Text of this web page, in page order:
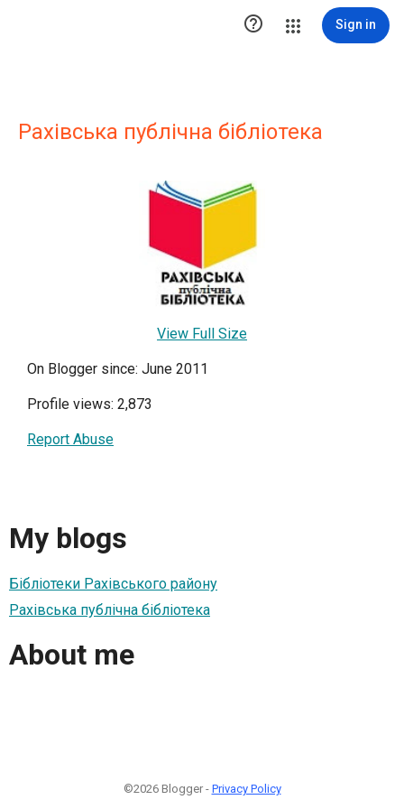
 Sign in
Рахівська публічна бібліотека
View Full Size
On Blogger since: June 2011
Profile views: 2,873
Report Abuse
My blogs
Бібліотеки Рахівського району
Рахівська публічна бібліотека
About me
©2026 Blogger - Privacy Policy